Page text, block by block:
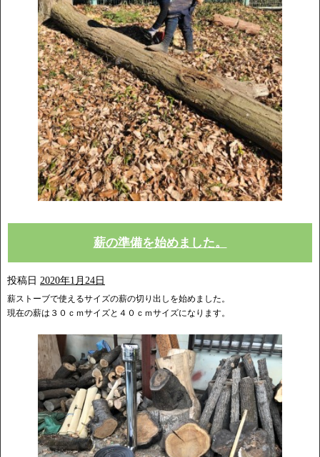
薪の準備を始めました。
投稿日 2020年1月24日
薪ストーブで使えるサイズの薪の切り出しを始めました。
現在の薪は３０ｃｍサイズと４０ｃｍサイズになります。